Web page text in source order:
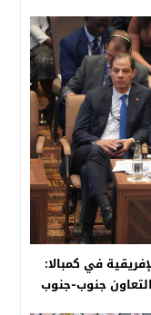
في كمبالا:
التعاون جنوب-جنوب